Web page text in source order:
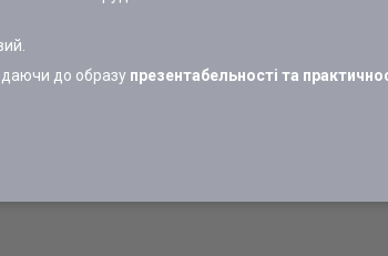
до образу презентабельності та